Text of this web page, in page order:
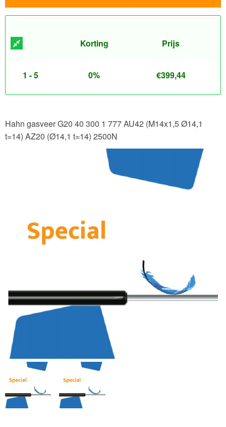
Korting Prijs
1 - 5 0% €399,44
Hahn gasveer G20 40 300 1 777 AU42 (M14x1,5 Ø14,1
t=14) AZ20 (Ø14,1 t=14) 2500N